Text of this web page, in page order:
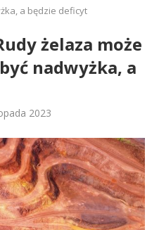
a będzie deficyt
żelaza może
nadwyżka, a
2023